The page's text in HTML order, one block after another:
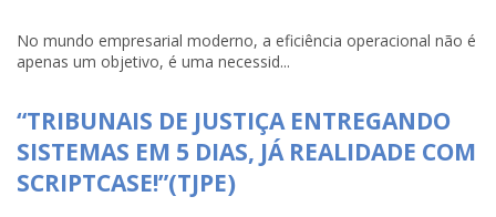
No mundo empresarial moderno, a eficiência operacional não é
apenas um objetivo, é uma necessid...
“TRIBUNAIS DE JUSTIÇA ENTREGANDO
SISTEMAS EM 5 DIAS, JÁ REALIDADE COM
SCRIPTCASE!”(TJPE)